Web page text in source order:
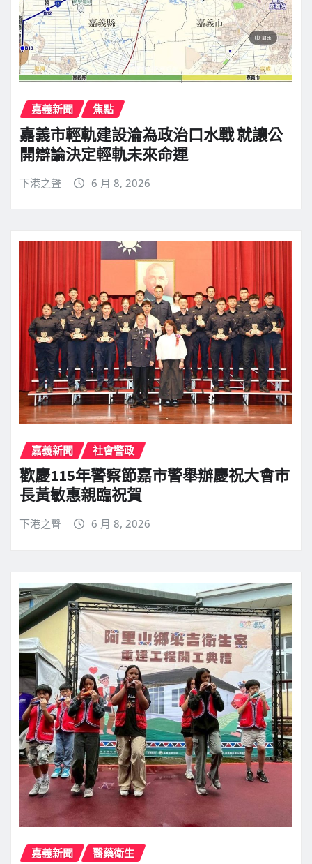
嘉義新聞 焦點
嘉義市輕軌建設淪為政治口水戰 就讓公
開辯論決定輕軌未來命運
下港之聲 6 月 8, 2026
嘉義新聞 社會警政
歡慶115年警察節嘉市警舉辦慶祝大會市
長黃敏惠親臨祝賀
下港之聲 6 月 8, 2026
嘉義新聞 醫藥衛生